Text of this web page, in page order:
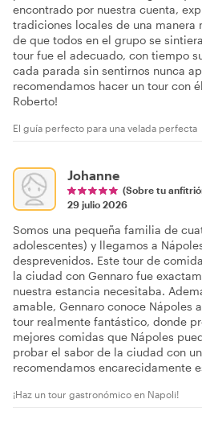
encontrado por nuestra cuenta,
tradiciones locales de una manera
de que todos en el grupo se
tour fue el adecuado, con tiempo
cada parada sin sentirnos nunca
recomendamos hacer un tour con
Roberto!
El guía perfecto para una velada perfecta
Johanne
(Sobre tu
29 julio 2026
Somos una pequeña familia de
adolescentes) y llegamos a
desprevenidos. Este tour de
la ciudad con Gennaro fue
nuestra estancia necesitaba.
amable, Gennaro conoce Nápoles
tour realmente fantástico, donde
mejores comidas que Nápoles
probar el sabor de la ciudad con
recomendamos encarecidamente
¡Haz un tour gastronómico en Napoli!